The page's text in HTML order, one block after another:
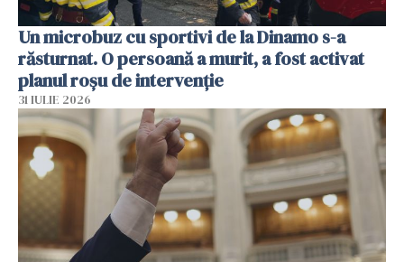
Un microbuz cu sportivi de la Dinamo s-a
răsturnat. O persoană a murit, a fost activat
planul roșu de intervenție
31 IULIE 2026